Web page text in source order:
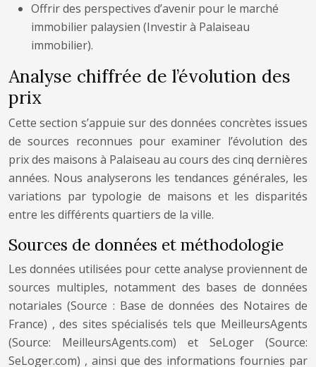
Offrir des perspectives d’avenir pour le marché
immobilier palaysien (Investir à Palaiseau
immobilier).
Analyse chiffrée de l’évolution des
prix
Cette section s’appuie sur des données concrètes issues
de sources reconnues pour examiner l’évolution des
prix des maisons à Palaiseau au cours des cinq dernières
années. Nous analyserons les tendances générales, les
variations par typologie de maisons et les disparités
entre les différents quartiers de la ville.
Sources de données et méthodologie
Les données utilisées pour cette analyse proviennent de
sources multiples, notamment des bases de données
notariales(Source : Base de données des Notaires de
France) , des sites spécialisés tels que MeilleursAgents
(Source: MeilleursAgents.com) et SeLoger (Source:
SeLoger.com) , ainsi que des informations fournies par